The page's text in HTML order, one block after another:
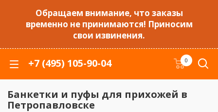
Обращаем внимание, что заказы
временно не принимаются! Приносим
свои извинения.
+7 (495) 105-90-04 0
Банкетки и пуфы для прихожей в
Петропавловске